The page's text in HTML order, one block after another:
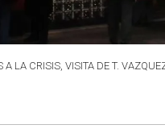
A LA CRISIS, VISITA DE T.